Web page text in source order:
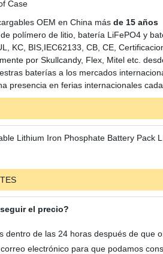
OEM en China másde 15 años
polímero de litio, batería LiFePO4 y
KC, BIS,IEC62133, CB, CE,
por Skullcandy, Flex, Mitel etc.
baterías a los mercados
presencia en ferias internacionales
el precio?
dentro de las 24 horas después de
electrónico para que podamos